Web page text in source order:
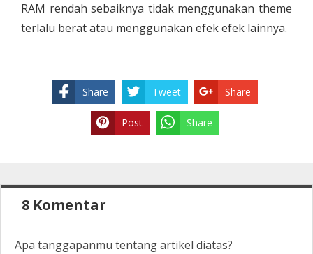
RAM rendah sebaiknya tidak menggunakan theme
terlalu berat atau menggunakan efek efek lainnya.
Share Tweet Share
Post Share
8 Komentar
Apa tanggapanmu tentang artikel diatas?